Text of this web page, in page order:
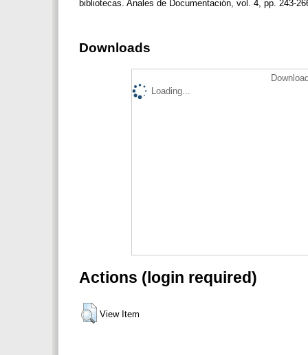
bibliotecas. Anales de Documentación, vol. 4, pp. 243-
Downloads
Loading...
Actions (login required)
View Item